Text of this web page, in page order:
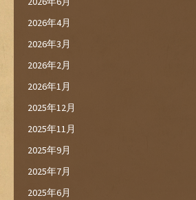
2026年4月
2026年3月
2026年2月
2026年1月
2025年12月
2025年11月
2025年9月
2025年7月
2025年6月